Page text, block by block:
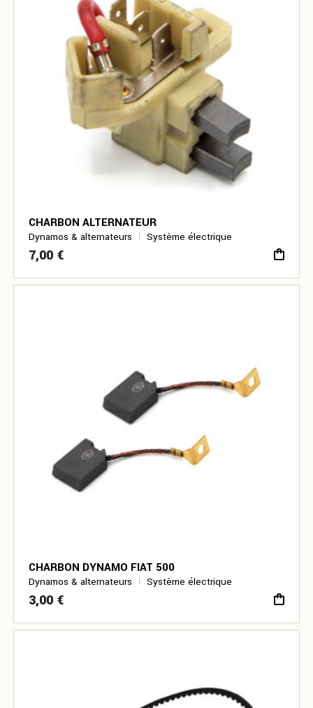
CHARBON ALTERNATEUR
Dynamos & alternateurs Système électrique
7,00 €
CHARBON DYNAMO FIAT 500
Dynamos & alternateurs Système électrique
3,00 €